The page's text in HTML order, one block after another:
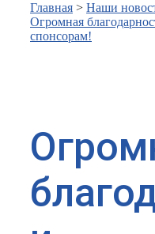
Главная > Наши
Огромная
спонсорам!